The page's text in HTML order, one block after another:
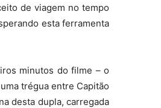
de viagem no tempo
esta ferramenta
minutos do filme – o
trégua entre Capitão
desta dupla, carregada